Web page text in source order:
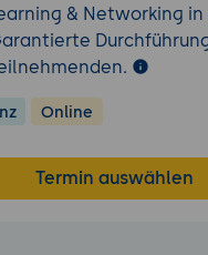
& Networking in
Online
Termin auswählen